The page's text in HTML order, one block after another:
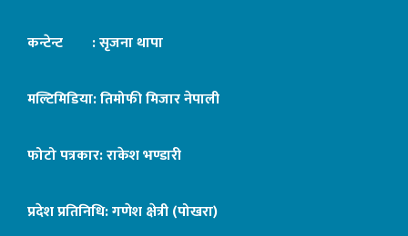
कन्टेन्ट : सृजना थापा
मल्टिमिडिया: तिमोफी मिजार नेपाली
फोटो पत्रकार: राकेश भण्डारी
प्रदेश प्रतिनिधि: गणेश क्षेत्री (पोखरा)